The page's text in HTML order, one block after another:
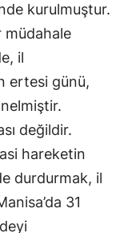
kurulmuştur.
müdahale
il
ertesi günü,
değildir.
hareketin
durdurmak, il
31